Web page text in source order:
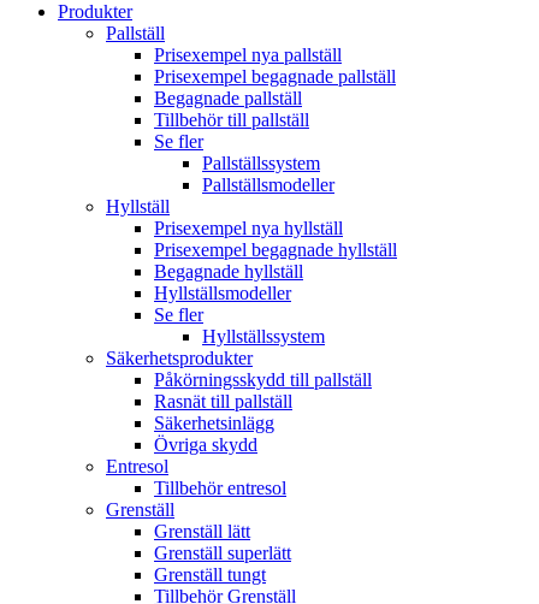
Produkter
Pallställ
Prisexempel nya pallställ
Prisexempel begagnade pallställ
Begagnade pallställ
Tillbehör till pallställ
Se fler
Pallställssystem
Pallställsmodeller
Hyllställ
Prisexempel nya hyllställ
Prisexempel begagnade hyllställ
Begagnade hyllställ
Hyllställsmodeller
Se fler
Hyllställssystem
Säkerhetsprodukter
Påkörningsskydd till pallställ
Rasnät till pallställ
Säkerhetsinlägg
Övriga skydd
Entresol
Tillbehör entresol
Grenställ
Grenställ lätt
Grenställ superlätt
Grenställ tungt
Tillbehör Grenställ